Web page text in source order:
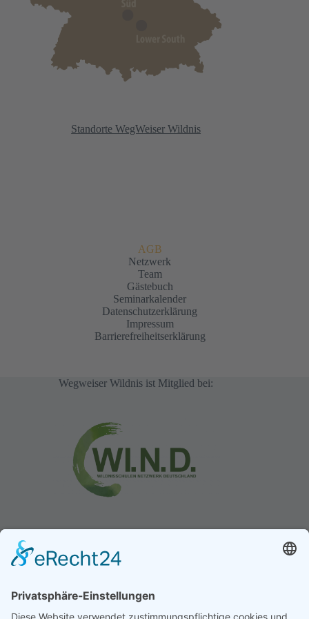
AGB
Netzwerk
Team
Gästebuch
Seminarkalender
Datenschutzerklärung
Impressum
Gästebuch
Wildnispädagogik 2, 2024/25 Ich bin gerade noch ganz
beseelt von...